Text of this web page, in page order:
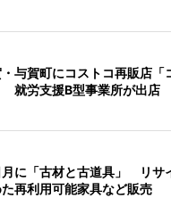
与賀町にコストコ再販店「
就労支援B型事業所が出店
に「古材と古道具」 リサ
再利用可能家具など販売